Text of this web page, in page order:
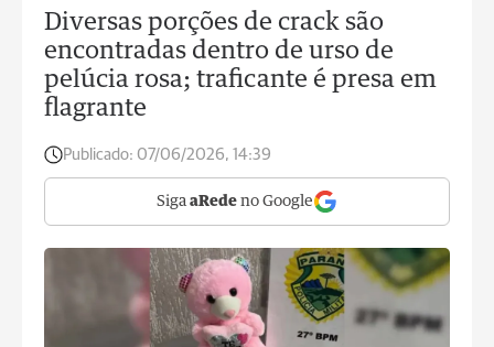
Diversas porções de crack são
encontradas dentro de urso de
pelúcia rosa; traficante é presa em
flagrante
Publicado: 07/06/2026, 14:39
Siga aRede no Google